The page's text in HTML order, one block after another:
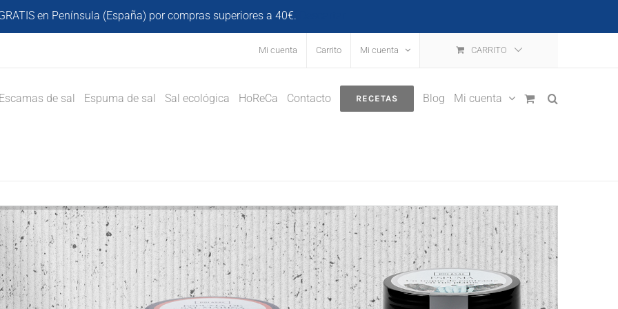
en Península (España) por compras superiores a 40€.
Mi cuenta Carrito Mi cuenta CARRITO
Escamas de sal Espuma de sal Sal ecológica HoReCa Contacto RECETAS Blog Mi cuenta